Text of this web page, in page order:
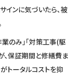
インに気づいたら、被
のみ」「対策工事(駆
保証期間と修繕費ま
トータルコストを抑